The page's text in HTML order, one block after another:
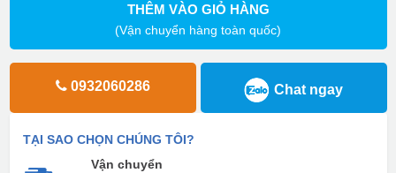
THÊM VÀO GIỎ HÀNG
(Vận chuyển hàng toàn quốc)
0932060286 Chat ngay
TẠI SAO CHỌN CHÚNG TÔI?
Vận chuyển